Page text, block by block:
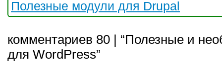
Полезные модули для Drupal
комментариев 80 | “Полезные и
для WordPress”